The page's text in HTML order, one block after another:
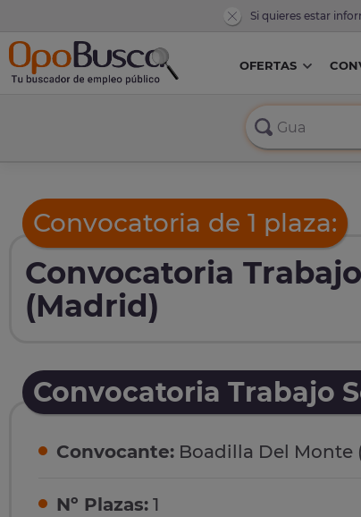
Si quieres estar
OFERTAS
Convocatoria de 1 plaza:
Convocatoria
(Madrid)
Convocatoria Trabajo
Convocante: Boadilla Del Monte
Nº Plazas: 1